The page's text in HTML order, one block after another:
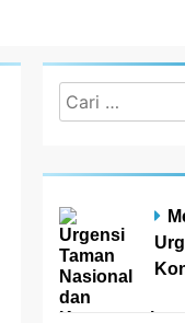
Cari
untuk: